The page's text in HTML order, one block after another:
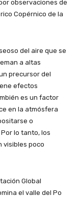
observaciones de
Copérnico de la
del aire que se
a altas
precursor del
efectos
es un factor
en la atmósfera
o
lo tanto, los
visibles poco
Global
el valle del Po